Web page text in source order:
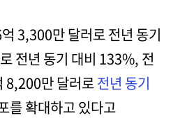
3,300만 달러로 전년 동기
전년 동기 대비 133%, 전
8,200만 달러로전년 동기
를 확대하고 있다고